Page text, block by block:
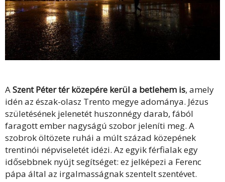
ASzent Péter tér közepére kerül a betlehem is, amely
idén az észak-olasz Trento megye adománya. Jézus
születésének jelenetét huszonnégy darab, fából
faragott ember nagyságú szobor jeleníti meg. A
szobrok öltözete ruhái a múlt század közepének
trentinói népviseletét idézi. Az egyik férfialak egy
idősebbnek nyújt segítséget: ez jelképezi a Ferenc
pápa által az irgalmasságnak szentelt szentévet.